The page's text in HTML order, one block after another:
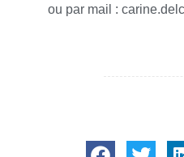
ou par mail :